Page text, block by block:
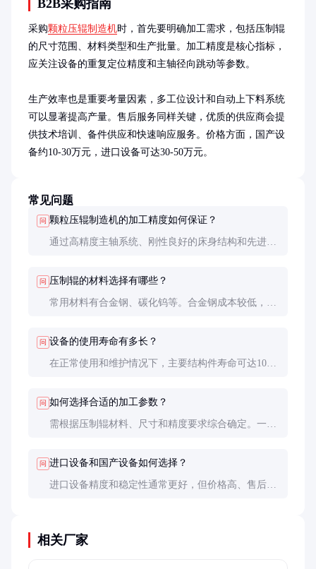
B2B采购指南
采购颗粒压辊制造机时，首先要明确加工需求，包括压制辊
的尺寸范围、材料类型和生产批量。加工精度是核心指标，
应关注设备的重复定位精度和主轴径向跳动等参数。
生产效率也是重要考量因素，多工位设计和自动上下料系统
可以显著提高产量。售后服务同样关键，优质的供应商会提
供技术培训、备件供应和快速响应服务。价格方面，国产设
备约10-30万元，进口设备可达30-50万元。
常见问题
问 颗粒压辊制造机的加工精度如何保证？
通过高精度主轴系统、刚性良好的床身结构和先进的
问 压制辊的材料选择有哪些？
常用材料有合金钢、碳化钨等。合金钢成本较低，适
问 设备的使用寿命有多长？
在正常使用和维护情况下，主要结构件寿命可达10年
问 如何选择合适的加工参数？
需根据压制辊材料、尺寸和精度要求综合确定。一般
问 进口设备和国产设备如何选择？
进口设备精度和稳定性通常更好，但价格高、售后响
相关厂家